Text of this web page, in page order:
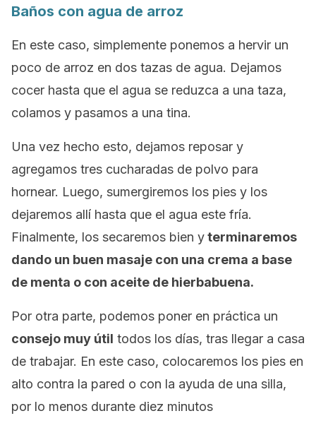
Baños con agua de arroz
En este caso, simplemente ponemos a hervir un
poco de arroz en dos tazas de agua. Dejamos
cocer hasta que el agua se reduzca a una taza,
colamos y pasamos a una tina.
Una vez hecho esto, dejamos reposar y
agregamos tres cucharadas de polvo para
hornear. Luego, sumergiremos los pies y los
dejaremos allí hasta que el agua este fría.
Finalmente, los secaremos bien yterminaremos
dando un buen masaje con una crema a base
de menta o con aceite de hierbabuena.
Por otra parte, podemos poner en práctica un
consejo muy útil todos los días, tras llegar a casa
de trabajar. En este caso, colocaremos los pies en
alto contra la pared o con la ayuda de una silla,
por lo menos durante diez minutos